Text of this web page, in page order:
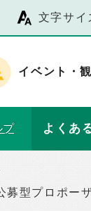
文字サイ
イベント・
プ よくあ
型プロポー